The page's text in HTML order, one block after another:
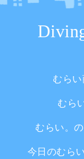
むらい
むら
むらい。
今日のむら